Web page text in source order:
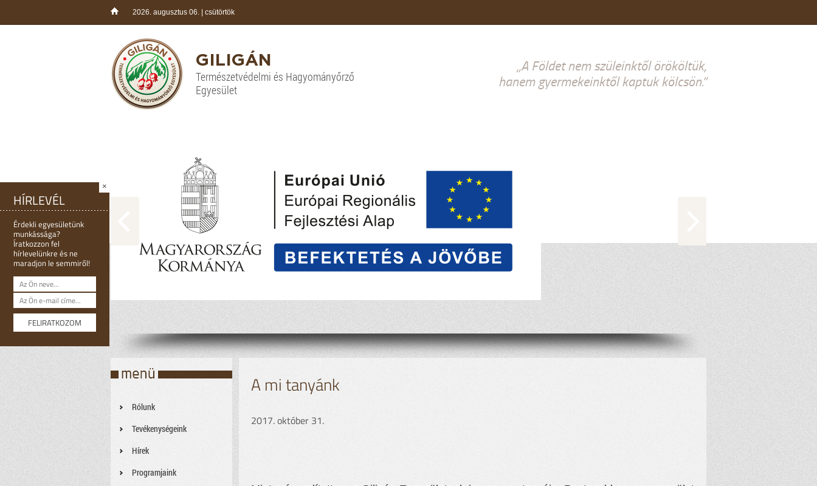
2026. augusztus 06. | csütörtök
GILIGÁN
Természetvédelmi és Hagyományőrző
Egyesület
„A Földet nem szüleinktől örököltük,
hanem gyermekeinktől kaptuk kölcsön.”
Rólunk
Tevékenységeink
Hírek
Programjaink
A mi tanyánk
2017. október 31.
HÍRLEVÉL
Érdekli egyesületünk
munkássága?
Íratkozzon fel
hírlevelünkre és ne
maradjon le semmiről!
×